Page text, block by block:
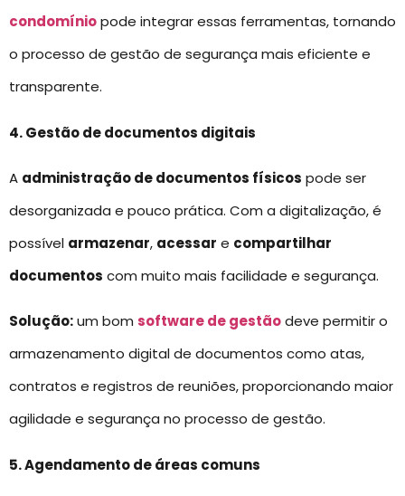
condomíniopode integrar essas ferramentas, tornando
o processo de gestão de segurança mais eficiente e
transparente.
4. Gestão de documentos digitais
A administração de documentos físicos pode ser
desorganizada e pouco prática. Com a digitalização, é
possível armazenar, acessar e compartilhar
documentos com muito mais facilidade e segurança.
Solução:um bom software de gestãodeve permitir o
armazenamento digital de documentos como atas,
contratos e registros de reuniões, proporcionando maior
agilidade e segurança no processo de gestão.
5. Agendamento de áreas comuns